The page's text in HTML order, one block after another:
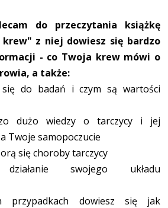
do przeczytania książkę
z niej dowiesz się bardzo
- co Twoja krew mówi o
a także:
do badań i czym są wartości
dużo wiedzy o tarczycy i jej
Twoje samopoczucie
się choroby tarczycy
swojego układu
przypadkach dowiesz się jak